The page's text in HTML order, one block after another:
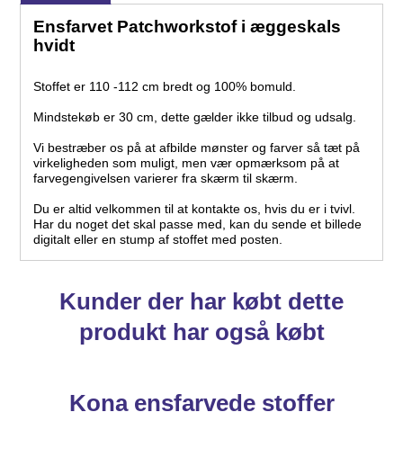
Ensfarvet Patchworkstof i æggeskals
hvidt
Stoffet er 110 -112 cm bredt og 100% bomuld.
Mindstekøb er 30 cm, dette gælder ikke tilbud og udsalg.
Vi bestræber os på at afbilde mønster og farver så tæt på
virkeligheden som muligt, men vær opmærksom på at
farvegengivelsen varierer fra skærm til skærm.
Du er altid velkommen til at kontakte os, hvis du er i tvivl.
Har du noget det skal passe med, kan du sende et billede
digitalt eller en stump af stoffet med posten.
Kunder der har købt dette
produkt har også købt
Kona ensfarvede stoffer